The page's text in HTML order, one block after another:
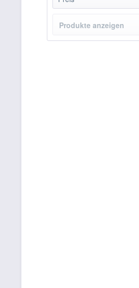
bis
Produkte anzeigen